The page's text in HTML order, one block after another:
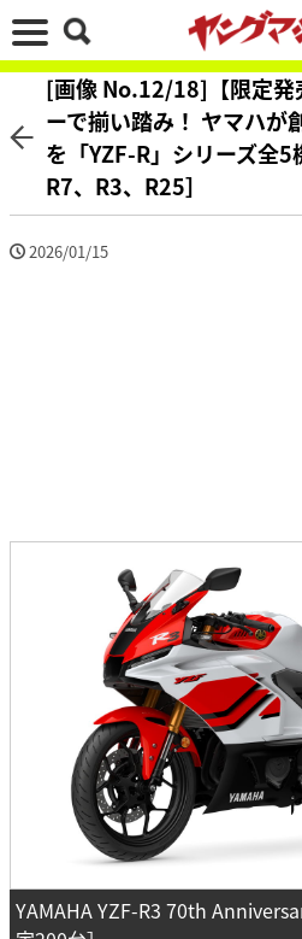
[画像 No.12/18]【限定発
ーで揃い踏み！ ヤマハが
を「YZF-R」シリーズ全5
R7、R3、R25］
2026/01/15
YAMAHA YZF-R3 70th